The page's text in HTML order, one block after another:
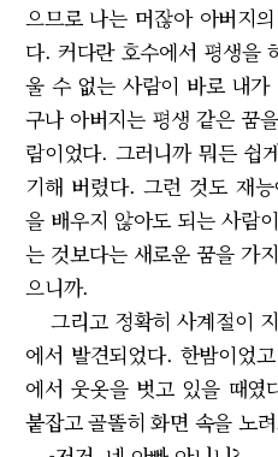
으므로 나는 머잖아 아버지
다. 커다란 호수에서 평생을
울 수 없는 사람이 바로 내
구나 아버지는 평생 같은 꿈
람이었다. 그러니까 뭐든 쉽
기해 버렸다. 그런 것도 재
을 배우지 않아도 되는 사람
는 것보다는 새로운 꿈을 가
으니까.
그리고 정확히 사계절이
에서 발견되었다. 한밤이었
에서 웃옷을 벗고 있을 때
붙잡고 골똘히 화면 속을 노